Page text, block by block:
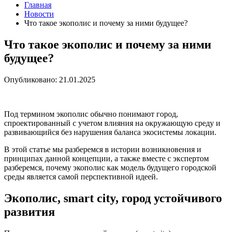
Главная
Новости
Что такое экополис и почему за ними будущее?
Что такое экополис и почему за ними
будущее?
Опубликовано: 21.01.2025
Под термином экополис обычно понимают город,
спроектированный с учетом влияния на окружающую среду и
развивающийся без нарушения баланса экосистемы локации.
В этой статье мы разберемся в истории возникновения и
принципах данной концепции, а также вместе с экспертом
разберемся, почему экополис как модель будущего городской
среды является самой перспективной идеей.
Экополис, smart city, город устойчивого
развития